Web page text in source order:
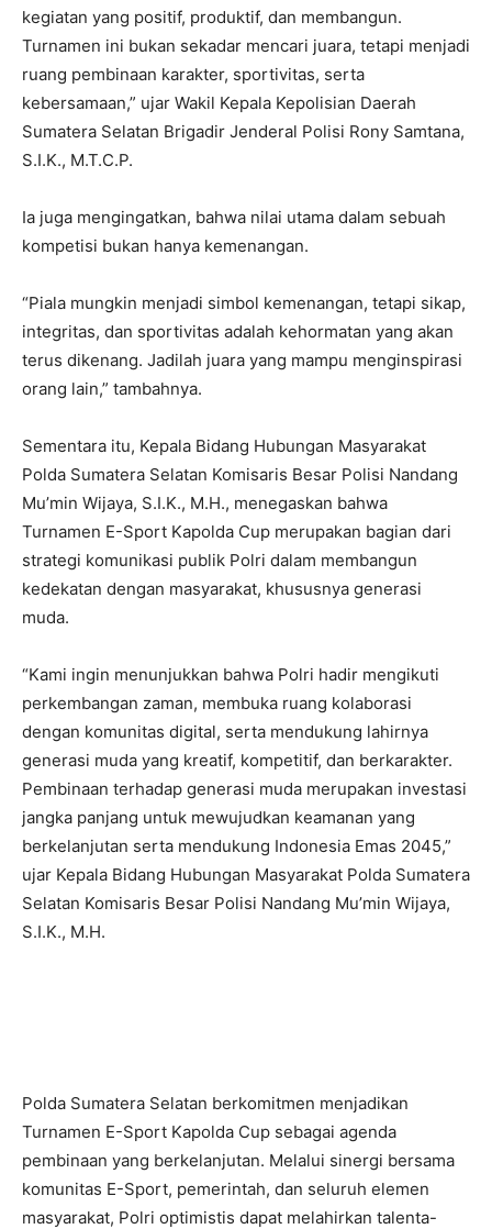
kegiatan yang positif, produktif, dan membangun.
Turnamen ini bukan sekadar mencari juara, tetapi menjadi
ruang pembinaan karakter, sportivitas, serta
kebersamaan,” ujar Wakil Kepala Kepolisian Daerah
Sumatera Selatan Brigadir Jenderal Polisi Rony Samtana,
S.I.K., M.T.C.P.
Ia juga mengingatkan, bahwa nilai utama dalam sebuah
kompetisi bukan hanya kemenangan.
“Piala mungkin menjadi simbol kemenangan, tetapi sikap,
integritas, dan sportivitas adalah kehormatan yang akan
terus dikenang. Jadilah juara yang mampu menginspirasi
orang lain,” tambahnya.
Sementara itu, Kepala Bidang Hubungan Masyarakat
Polda Sumatera Selatan Komisaris Besar Polisi Nandang
Mu’min Wijaya, S.I.K., M.H., menegaskan bahwa
Turnamen E-Sport Kapolda Cup merupakan bagian dari
strategi komunikasi publik Polri dalam membangun
kedekatan dengan masyarakat, khususnya generasi
muda.
“Kami ingin menunjukkan bahwa Polri hadir mengikuti
perkembangan zaman, membuka ruang kolaborasi
dengan komunitas digital, serta mendukung lahirnya
generasi muda yang kreatif, kompetitif, dan berkarakter.
Pembinaan terhadap generasi muda merupakan investasi
jangka panjang untuk mewujudkan keamanan yang
berkelanjutan serta mendukung Indonesia Emas 2045,”
ujar Kepala Bidang Hubungan Masyarakat Polda Sumatera
Selatan Komisaris Besar Polisi Nandang Mu’min Wijaya,
S.I.K., M.H.
Polda Sumatera Selatan berkomitmen menjadikan
Turnamen E-Sport Kapolda Cup sebagai agenda
pembinaan yang berkelanjutan. Melalui sinergi bersama
komunitas E-Sport, pemerintah, dan seluruh elemen
masyarakat, Polri optimistis dapat melahirkan talenta-